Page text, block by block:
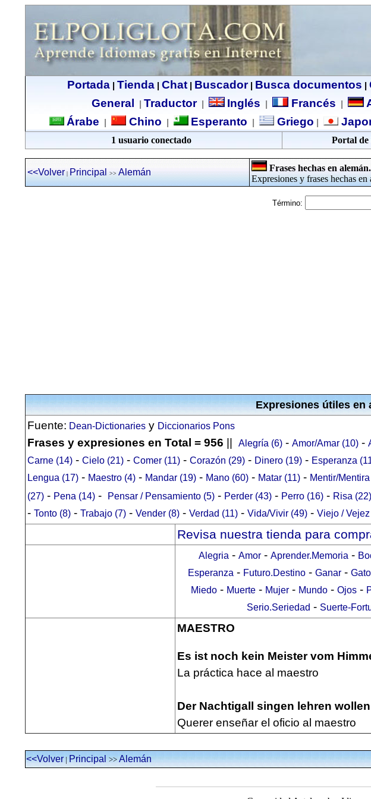
Portada| Tienda| Chat| Buscador| Busca documentos
General
Traductor| Inglés Francés
Árabe
Chino Esperanto Griego
1 usuario conectado Portal de
<<Volver | Principal >> Alemán
Frases hechas en
Expresiones y frases hechas en
Término:
Expresiones útiles en
Fuente: Dean-Dictionaries y Diccionarios Pons
Frases y expresiones en Total = 956 Alegría (6) - Amor/Amar (10) -
Carne (14) - Cielo (21) - Comer (11) - Corazón (29) - Dinero (19) - Esperanza
Lengua (17) - Maestro (4) - Mandar (19) - Mano (60) - Matar (11) - Mentir/
(27) - Pena (14) - Pensar / Pensamiento (5) - Perder (43) - Perro (16) - Risa (22)
- Tonto (8) - Trabajo (7) - Vender (8) - Verdad (11) - Vida/Vivir (49) - Viejo /
Revisa nuestra tienda para
Alegria - Amor- Aprender.Memoria -
Esperanza - Futuro.Destino - Ganar - Gato
Miedo - Muerte - Mujer - Mundo - Ojos -
Serio.Seriedad - Suerte-
MAESTRO
Es ist noch kein Meister vom
La práctica hace al maestro
Der Nachtigall singen lehren
Querer enseñar el oficio al maestro
<<Volver|Principal >>Alemán